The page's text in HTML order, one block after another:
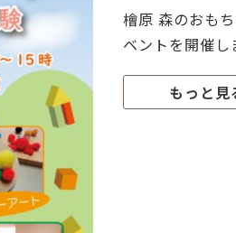
檜原 森のおも
ベントを開催
もっと見